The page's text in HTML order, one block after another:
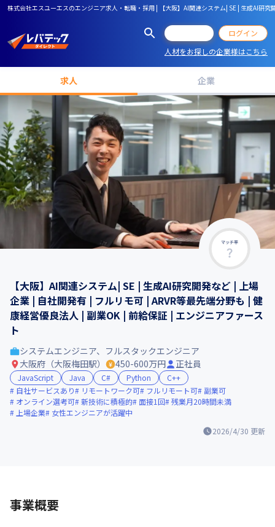
株式会社エスユーエスのエンジニア求人・転職・採用 | 【大阪】AI関連システム| SE | 生成AI研
ログイン
人材をお探しの企業様はこちら
求人 企業
マッチ率
【大阪】AI関連システム| SE | 生成AI研究開発など | 上場
企業 | 自社開発有 | フルリモ可 | ARVR等最先端分野も | 健
康経営優良法人 | 副業OK | 前給保証 | エンジニアファース
ト
2026/4/30 更新
システムエンジニア、フルスタックエンジニア
大阪府（大阪梅田駅）
450-600万円 正社員
JavaScript Java C# Python
C++
自社サービスあり
リモートワーク可 フルリモート可
副業可
オンライン選考可 新技術に積極的 面接1回
残業月20時間未満
上場企業
女性エンジニアが活躍中
事業概要